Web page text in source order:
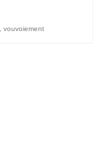
vouvoiement